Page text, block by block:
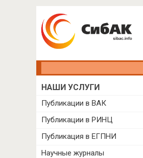
НАШИ УСЛУГИ
Публикации в ВАК
Публикации в РИНЦ
Публикация в ЕГПНИ
Научные журналы